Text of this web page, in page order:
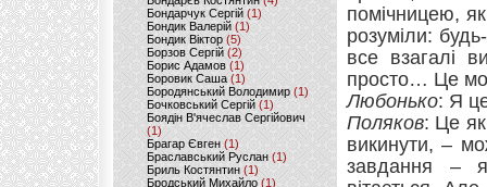
Бондарчук Сергій(1)
Бондик Валерій (1)
Бондик Віктор(5)
Борзов Сергiй (2)
Борис Адамов(1)
Боровик Саша (1)
Бородянський Володимир (1)
Бочковський Сергій (1)
Боядін В'ячеслав Сергійович
(1)
Брагар Євген (1)
Браславський Руслан (1)
Бриль Костянтин (1)
Бродський Михайло (1)
помічницею,
розуміли:
все взагалі
просто… Це
Любонько: Я
Поляков: Це
викинути, –
завдання –